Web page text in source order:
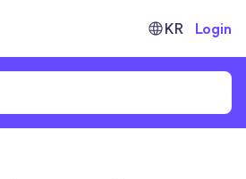
KR Login